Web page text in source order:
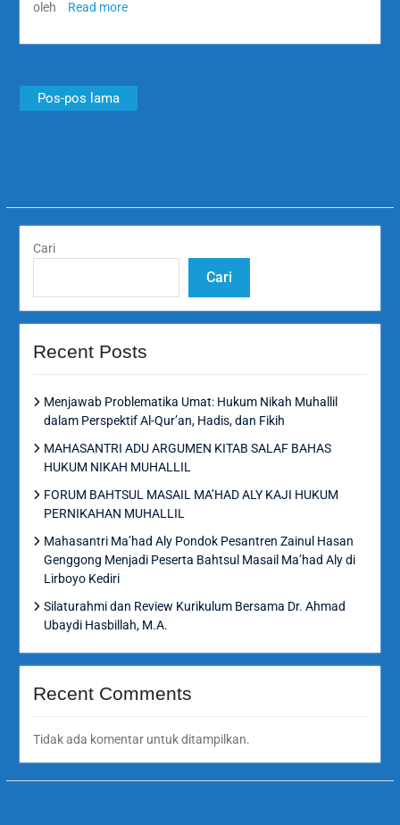
oleh
Read more
Navigasi
pos
Pos-pos lama
Cari
Cari
Recent Posts
Menjawab Problematika Umat: Hukum Nikah Muhallil
dalam Perspektif Al-Qur’an, Hadis, dan Fikih
MAHASANTRI ADU ARGUMEN KITAB SALAF BAHAS
HUKUM NIKAH MUHALLIL
FORUM BAHTSUL MASAIL MA’HAD ALY KAJI HUKUM
PERNIKAHAN MUHALLIL
Mahasantri Ma’had Aly Pondok Pesantren Zainul Hasan
Genggong Menjadi Peserta Bahtsul Masail Ma’had Aly di
Lirboyo Kediri
Silaturahmi dan Review Kurikulum Bersama Dr. Ahmad
Ubaydi Hasbillah, M.A.
Recent Comments
Tidak ada komentar untuk ditampilkan.